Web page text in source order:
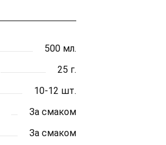
500 мл.
25 г.
10-12 шт.
За смаком
За смаком